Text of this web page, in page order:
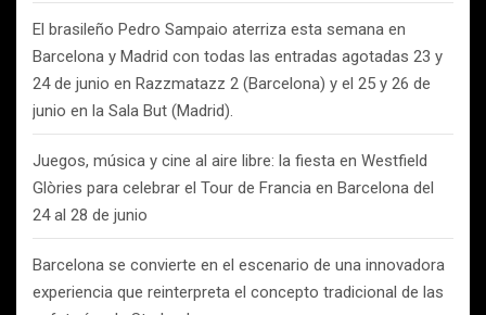
El brasileño Pedro Sampaio aterriza esta semana en
Barcelona y Madrid con todas las entradas agotadas 23 y
24 de junio en Razzmatazz 2 (Barcelona) y el 25 y 26 de
junio en la Sala But (Madrid).
Juegos, música y cine al aire libre: la fiesta en Westfield
Glòries para celebrar el Tour de Francia en Barcelona del
24 al 28 de junio
Barcelona se convierte en el escenario de una innovadora
experiencia que reinterpreta el concepto tradicional de las